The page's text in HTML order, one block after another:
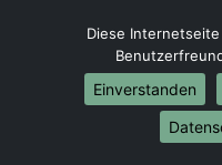
Umzug von Jena nach
Umzug von Jena nach
Umzug von Jena nach
Umzug von Jena nach
Umzug von Jena nach
Diese
Einverstanden